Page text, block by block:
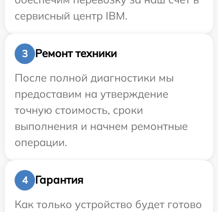
сервисный центр IBM.
3
Ремонт техники
После полной диагностики мы
предоставим на утверждение
точную стоимость, сроки
выполнения и начнем ремонтные
операции.
4
Гарантия
Как только устройство будет готово